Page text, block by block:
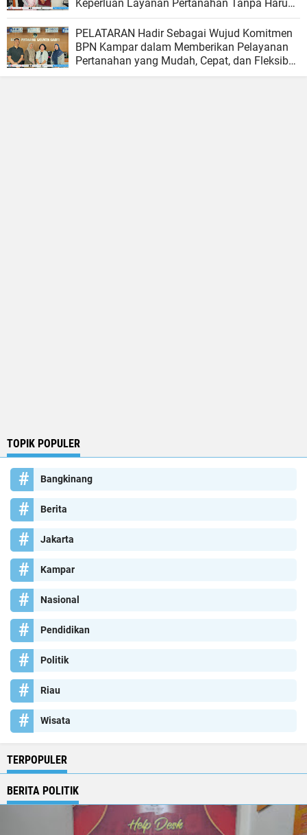
Keperluan Layanan Pertanahan Tanpa Harus
Menunggu Hari Kerja
PELATARAN Hadir Sebagai Wujud Komitmen
BPN Kampar dalam Memberikan Pelayanan
Pertanahan yang Mudah, Cepat, dan Fleksibel
TOPIK POPULER
Bangkinang
Berita
Jakarta
Kampar
Nasional
Pendidikan
Politik
Riau
Wisata
TERPOPULER
BERITA POLITIK